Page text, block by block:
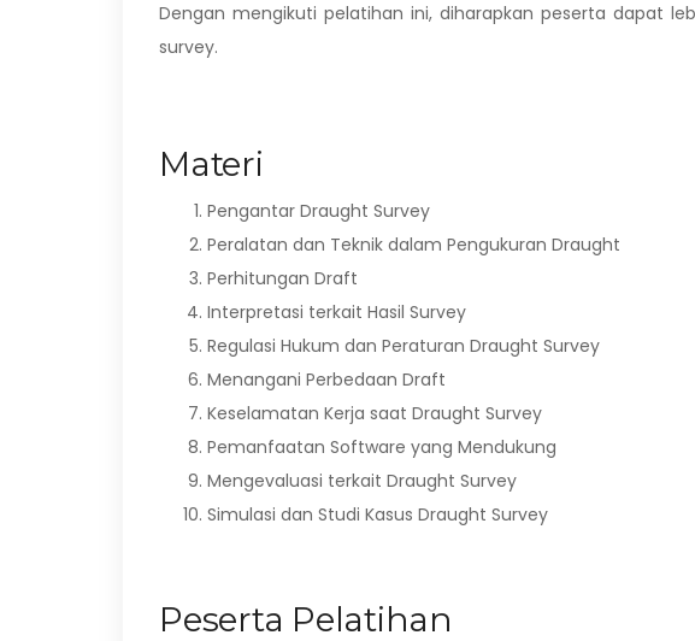
Dengan mengikuti pelatihan ini, diharapkan peserta dapat
survey.
Materi
Pengantar Draught Survey
Peralatan dan Teknik dalam Pengukuran Draught
Perhitungan Draft
Interpretasi terkait Hasil Survey
Regulasi Hukum dan Peraturan Draught Survey
Menangani Perbedaan Draft
Keselamatan Kerja saat Draught Survey
Pemanfaatan Software yang Mendukung
Mengevaluasi terkait Draught Survey
Simulasi dan Studi Kasus Draught Survey
Peserta Pelatihan